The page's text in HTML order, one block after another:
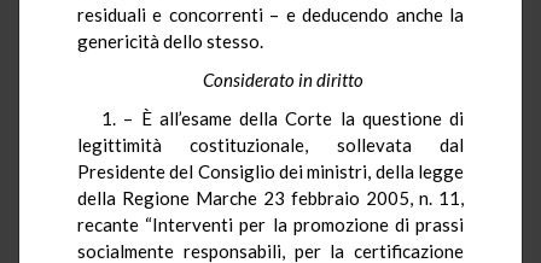
residuali e concorrenti – e deducendo anche la
genericità dello stesso.
Considerato in diritto
1. – È all’esame della Corte la questione di
legittimità costituzionale, sollevata dal
Presidente del Consiglio dei ministri, della legge
della Regione Marche 23 febbraio 2005, n. 11,
recante “Interventi per la promozione di prassi
socialmente responsabili, per la certificazione